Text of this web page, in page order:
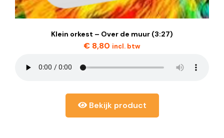
Klein orkest – Over de muur (3:27)
€ 8,80 incl. btw
Bekijk product